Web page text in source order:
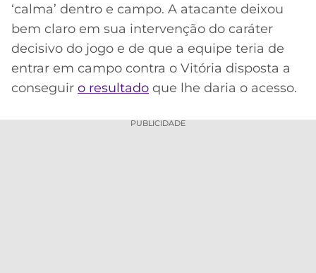
‘calma’ dentro e campo. A atacante deixou
bem claro em sua intervenção do caráter
decisivo do jogo e de que a equipe teria de
entrar em campo contra o Vitória disposta a
conseguir o resultado que lhe daria o acesso.
PUBLICIDADE